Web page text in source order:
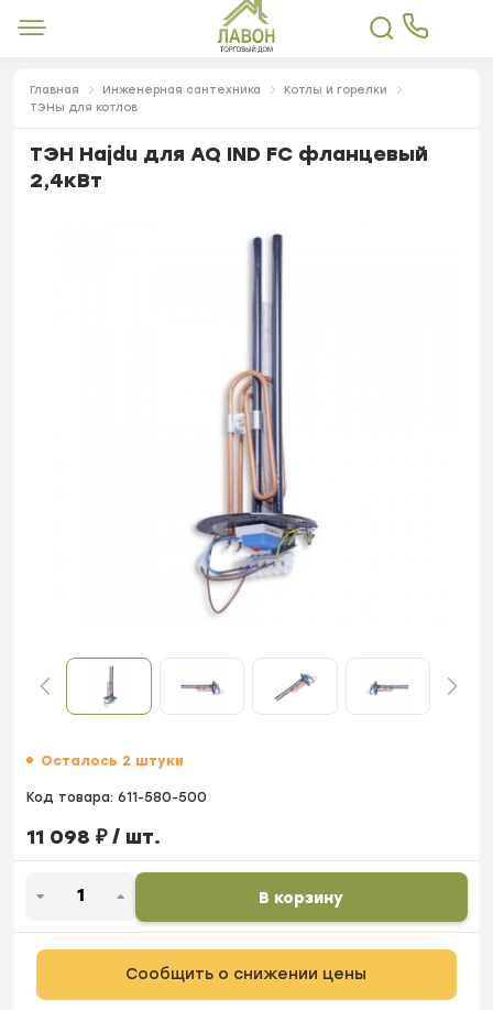
Главная Инженерная сантехника
Котлы и горелки
ТЭНы для котлов
ТЭН Hajdu для AQ IND FC фланцевый
2,4кВт
Осталось 2 штуки
Код товара: 611-580-500
11 098 ₽/ шт.
В корзину
Сообщить о снижении цены